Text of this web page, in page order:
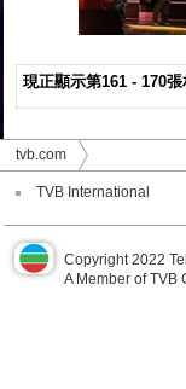
現正顯示第161 - 170張
tvb.com
TVB International
Copyright 2022
A Member of TVB